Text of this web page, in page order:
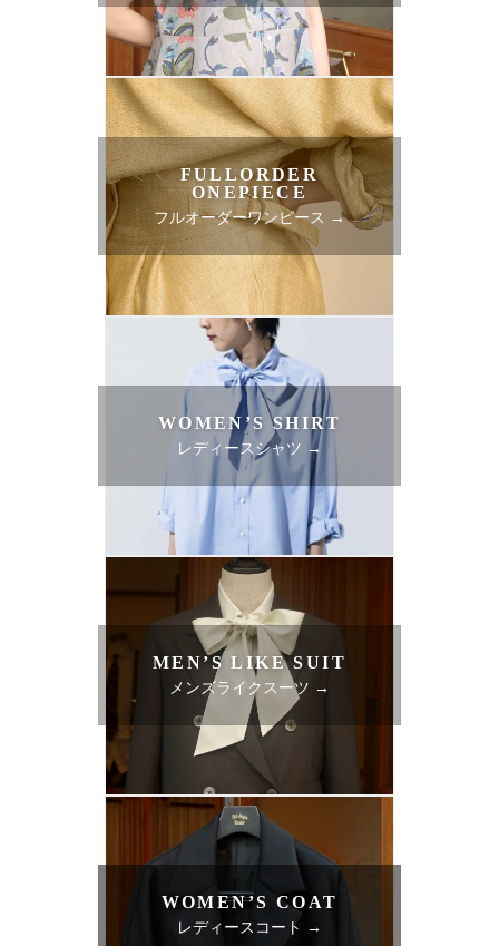
FULLORDER
ONEPIECE
フルオーダーワンピース →
WOMEN’S SHIRT
レディースシャツ →
MEN’S LIKE SUIT
メンズライクスーツ →
WOMEN’S COAT
レディースコート →